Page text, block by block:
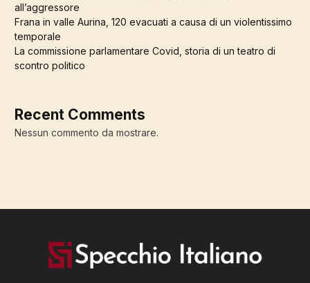
all’aggressore
Frana in valle Aurina, 120 evacuati a causa di un violentissimo
temporale
La commissione parlamentare Covid, storia di un teatro di
scontro politico
Recent Comments
Nessun commento da mostrare.